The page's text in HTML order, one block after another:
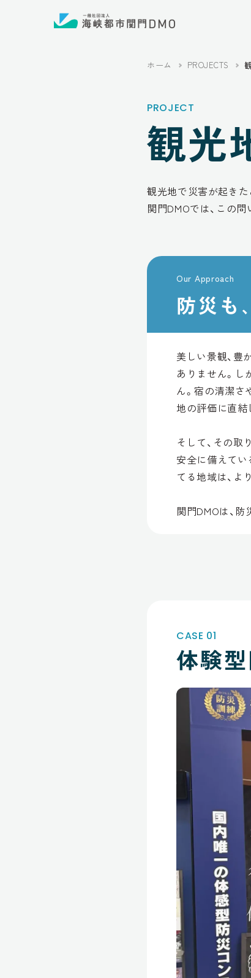
ホーム PROJECTS
PROJECT
観光
観光地で災害が起きた
関門DMOでは、この
Our Approach
防災も
美しい景観、豊
ありません。し
ん。宿の清潔さ
地の評価に直結
そして、その取
安全に備えてい
てる地域は、よ
関門DMOは、
CASE 01
体験